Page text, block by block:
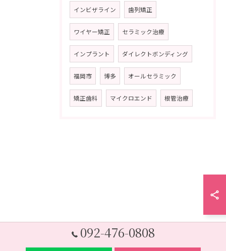
インビザライン 歯列矯正
ワイヤー矯正 セラミック治療
インプラント ダイレクトボンディング
福岡市 博多 オールセラミック
矯正歯科 マイクロエンド 根管治療
092-476-0808